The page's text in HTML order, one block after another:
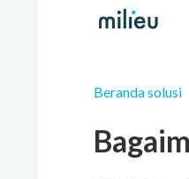
Beranda solusi